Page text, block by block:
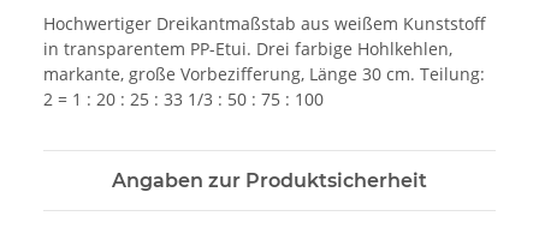
Hochwertiger Dreikantmaßstab aus weißem Kunststoff
in transparentem PP-Etui. Drei farbige Hohlkehlen,
markante, große Vorbezifferung, Länge 30 cm. Teilung:
2 = 1 : 20 : 25 : 33 1/3 : 50 : 75 : 100
Angaben zur Produktsicherheit